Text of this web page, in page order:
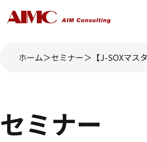
ホーム セミナー 【J-SOXマ
セミナー